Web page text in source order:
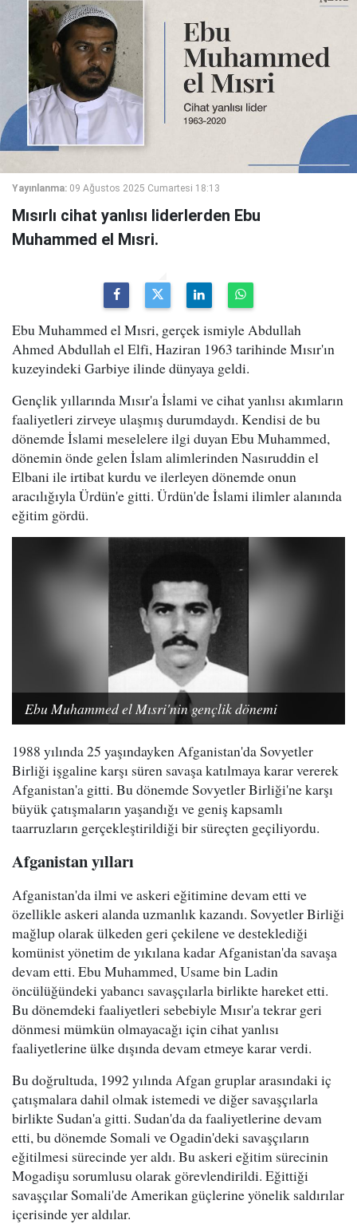
Yayınlanma: 09 Ağustos 2025 Cumartesi 18:13
Mısırlı cihat yanlısı liderlerden Ebu
Muhammed el Mısri.
Ebu Muhammed el Mısri, gerçek ismiyle Abdullah
Ahmed Abdullah el Elfi, Haziran 1963 tarihinde Mısır'ın
kuzeyindeki Garbiye ilinde dünyaya geldi.
Gençlik yıllarında Mısır'a İslami ve cihat yanlısı akımların
faaliyetleri zirveye ulaşmış durumdaydı. Kendisi de bu
dönemde İslami meselelere ilgi duyan Ebu Muhammed,
dönemin önde gelen İslam alimlerinden Nasıruddin el
Elbani ile irtibat kurdu ve ilerleyen dönemde onun
aracılığıyla Ürdün'e gitti. Ürdün'de İslami ilimler alanında
eğitim gördü.
Ebu Muhammed el Mısri'nin gençlik dönemi
1988 yılında 25 yaşındayken Afganistan'da Sovyetler
Birliği işgaline karşı süren savaşa katılmaya karar vererek
Afganistan'a gitti. Bu dönemde Sovyetler Birliği'ne karşı
büyük çatışmaların yaşandığı ve geniş kapsamlı
taarruzların gerçekleştirildiği bir süreçten geçiliyordu.
Afganistan yılları
Afganistan'da ilmi ve askeri eğitimine devam etti ve
özellikle askeri alanda uzmanlık kazandı. Sovyetler Birliği
mağlup olarak ülkeden geri çekilene ve desteklediği
komünist yönetim de yıkılana kadar Afganistan'da savaşa
devam etti. Ebu Muhammed, Usame bin Ladin
öncülüğündeki yabancı savaşçılarla birlikte hareket etti.
Bu dönemdeki faaliyetleri sebebiyle Mısır'a tekrar geri
dönmesi mümkün olmayacağı için cihat yanlısı
faaliyetlerine ülke dışında devam etmeye karar verdi.
Bu doğrultuda, 1992 yılında Afgan gruplar arasındaki iç
çatışmalara dahil olmak istemedi ve diğer savaşçılarla
birlikte Sudan'a gitti. Sudan'da da faaliyetlerine devam
etti, bu dönemde Somali ve Ogadin'deki savaşçıların
eğitilmesi sürecinde yer aldı. Bu askeri eğitim sürecinin
Mogadişu sorumlusu olarak görevlendirildi. Eğittiği
savaşçılar Somali'de Amerikan güçlerine yönelik saldırılar
içerisinde yer aldılar.